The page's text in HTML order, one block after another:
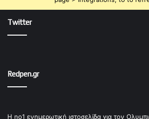
Twitter
Redpen.gr
Η no1 ενημερωτική ιστοσελίδα για τον